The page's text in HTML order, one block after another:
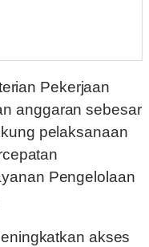
Pekerjaan
anggaran sebesar
pelaksanaan
Pengelolaan
akses